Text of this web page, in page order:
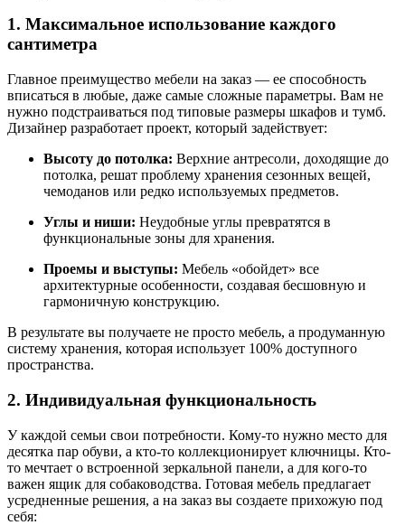
1. Максимальное использование каждого
сантиметра
Главное преимущество мебели на заказ — ее способность
вписаться в любые, даже самые сложные параметры. Вам не
нужно подстраиваться под типовые размеры шкафов и тумб.
Дизайнер разработает проект, который задействует:
Высоту до потолка: Верхние антресоли, доходящие до
потолка, решат проблему хранения сезонных вещей,
чемоданов или редко используемых предметов.
Углы и ниши: Неудобные углы превратятся в
функциональные зоны для хранения.
Проемы и выступы: Мебель «обойдет» все
архитектурные особенности, создавая бесшовную и
гармоничную конструкцию.
В результате вы получаете не просто мебель, а продуманную
систему хранения, которая использует 100% доступного
пространства.
2. Индивидуальная функциональность
У каждой семьи свои потребности. Кому-то нужно место для
десятка пар обуви, а кто-то коллекционирует ключницы. Кто-
то мечтает о встроенной зеркальной панели, а для кого-то
важен ящик для собаководства. Готовая мебель предлагает
усредненные решения, а на заказ вы создаете прихожую под
себя: